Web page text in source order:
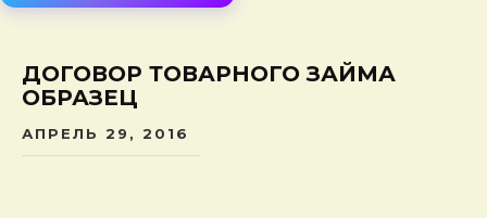
ДОГОВОР ТОВАРНОГО ЗАЙМА
ОБРАЗЕЦ
АПРЕЛЬ 29, 2016